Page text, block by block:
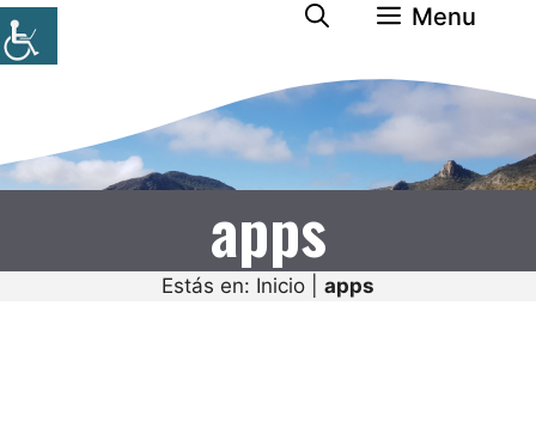
Menu
apps
Estás en: Inicio apps